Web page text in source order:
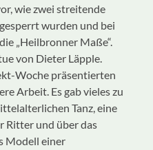
wie zwei streitende
wurden und bei
„Heilbronner Maße“.
von Dieter Läpple.
Woche präsentierten
Arbeit. Es gab vieles zu
Tanz, eine
Ritter und über das
Modell einer